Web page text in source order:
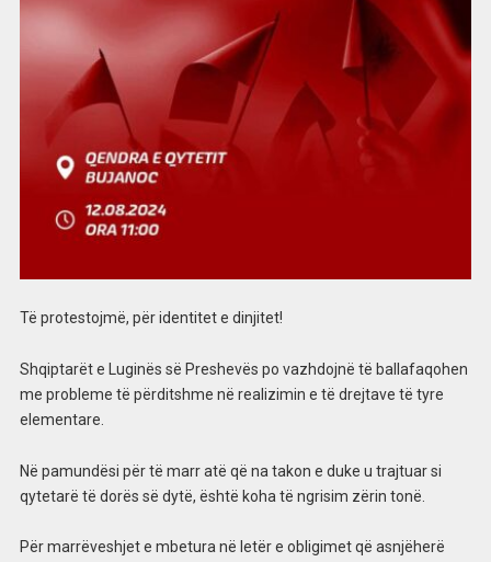
Të protestojmë, për identitet e dinjitet!
Shqiptarët e Luginës së Preshevës po vazhdojnë të ballafaqohen
me probleme të përditshme në realizimin e të drejtave të tyre
elementare.
Në pamundësi për të marr atë që na takon e duke u trajtuar si
qytetarë të dorës së dytë, është koha të ngrisim zërin tonë.
Për marrëveshjet e mbetura në letër e obligimet që asnjëherë